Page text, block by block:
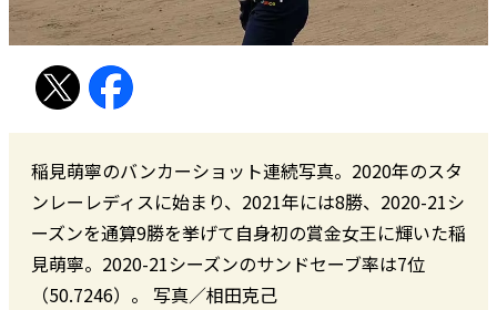
稲見萌寧のバンカーショット連続写真。2020年のスタ
ンレーレディスに始まり、2021年には8勝、2020-21シ
ーズンを通算9勝を挙げて自身初の賞金女王に輝いた稲
見萌寧。2020-21シーズンのサンドセーブ率は7位
（50.7246）。 写真／相田克己